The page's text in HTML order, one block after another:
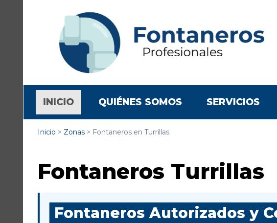
INICIO(CURRENT)
QUIÉNES SOMOS SERVICIOS
Inicio > Zonas > Fontaneros en Turrillas
Fontaneros Turrillas
Fontaneros Autorizados y